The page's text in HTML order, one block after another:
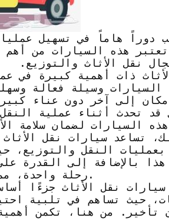
دوراً هاماً في تسهيل
هذه السيارات من أهم
نقل الأثاث والتوزيع.
ذات أهمية كبيرة في
السيارات وسيلة فعالة
مكان إلى آخر دون عناء
قد تحدث أثناء عملية
السيارات لضمان سلامة
تساعد سيارات نقل
النقل والتوزيع،
بالإضافة إلى القدرة
رحلة واحدة، مما يوفر تكاليف النقل والتوزيع.
نقل الأثاث جزءًا
حيث تساهم في تلبية
تأخير. من هنا، تكمن